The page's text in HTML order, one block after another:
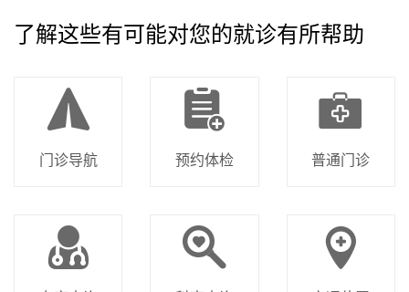
硕
新
华
专
业
检
潘
自身
和自
身免
疫病
了解这些有可能对您的就诊有所帮助
门诊导航 预约体检 普通门诊